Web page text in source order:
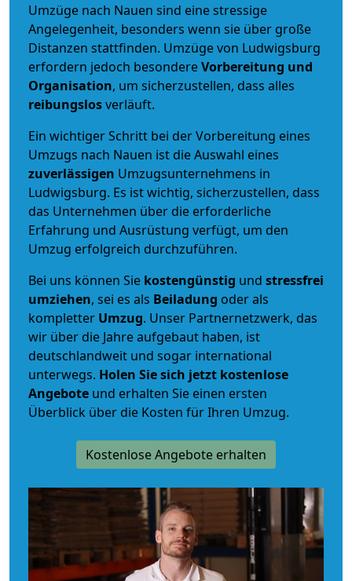
Umzüge nach Nauen sind eine stressige
Angelegenheit, besonders wenn sie über große
Distanzen stattfinden. Umzüge von Ludwigsburg
erfordern jedoch besondereVorbereitung und
Organisation, um sicherzustellen, dass alles
reibungslosverläuft.
Ein wichtiger Schritt bei der Vorbereitung eines
Umzugs nach Nauen ist die Auswahl eines
zuverlässigen Umzugsunternehmens in
Ludwigsburg. Es ist wichtig, sicherzustellen, dass
das Unternehmen über die erforderliche
Erfahrung und Ausrüstung verfügt, um den
Umzug erfolgreich durchzuführen.
Bei uns können Sie kostengünstig und stressfrei
umziehen, sei es als Beiladung oder als
kompletter Umzug. Unser Partnernetzwerk, das
wir über die Jahre aufgebaut haben, ist
deutschlandweit und sogar international
unterwegs. Holen Sie sich jetzt kostenlose
Angebote und erhalten Sie einen ersten
Überblick über die Kosten für Ihren Umzug.
Kostenlose Angebote erhalten